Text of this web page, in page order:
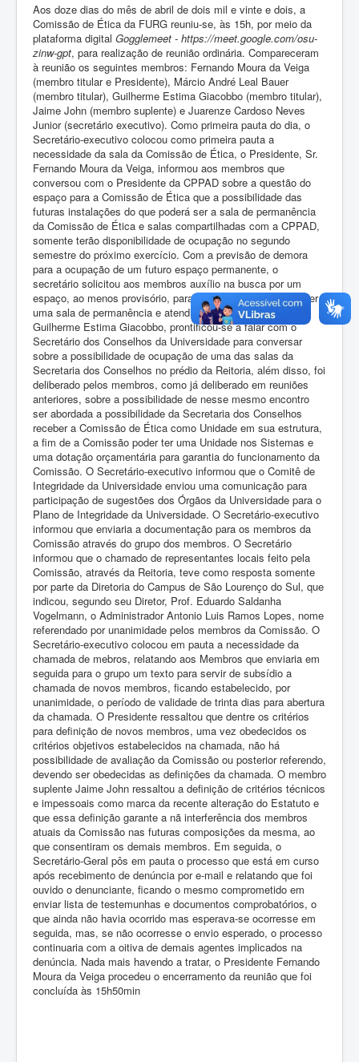
Aos doze dias do mês de abril de dois mil e vinte e dois, a
Comissão de Ética da FURG reuniu-se, às 15h, por meio da
plataforma digital Gogglemeet - https://meet.google.com/osu-
zinw-gpt, para realização de reunião ordinária. Compareceram
à reunião os seguintes membros: Fernando Moura da Veiga
(membro titular e Presidente), Márcio André Leal Bauer
(membro titular), Guilherme Estima Giacobbo (membro titular),
Jaime John (membro suplente) e Juarenze Cardoso Neves
Junior (secretário executivo). Como primeira pauta do dia, o
Secretário-executivo colocou como primeira pauta a
necessidade da sala da Comissão de Ética, o Presidente, Sr.
Fernando Moura da Veiga, informou aos membros que
conversou com o Presidente da CPPAD sobre a questão do
espaço para a Comissão de Ética que a possibilidade das
futuras instalações do que poderá ser a sala de permanência
da Comissão de Ética e salas compartilhadas com a CPPAD,
somente terão disponibilidade de ocupação no segundo
semestre do próximo exercício. Com a previsão de demora
para a ocupação de um futuro espaço permanente, o
secretário solicitou aos membros auxílio na busca por um
espaço, ao menos provisório, para que a Comissão possa ter
uma sala de permanência e atendimento. O membro titular
Guilherme Estima Giacobbo, prontificou-se a falar com o
Secretário dos Conselhos da Universidade para conversar
sobre a possibilidade de ocupação de uma das salas da
Secretaria dos Conselhos no prédio da Reitoria, além disso, foi
deliberado pelos membros, como já deliberado em reuniões
anteriores, sobre a possibilidade de nesse mesmo encontro
ser abordada a possibilidade da Secretaria dos Conselhos
receber a Comissão de Ética como Unidade em sua estrutura,
a fim de a Comissão poder ter uma Unidade nos Sistemas e
uma dotação orçamentária para garantia do funcionamento da
Comissão. O Secretário-executivo informou que o Comitê de
Integridade da Universidade enviou uma comunicação para
participação de sugestões dos Órgãos da Universidade para o
Plano de Integridade da Universidade. O Secretário-executivo
informou que enviaria a documentação para os membros da
Comissão através do grupo dos membros. O Secretário
informou que o chamado de representantes locais feito pela
Comissão, através da Reitoria, teve como resposta somente
por parte da Diretoria do Campus de São Lourenço do Sul, que
indicou, segundo seu Diretor, Prof. Eduardo Saldanha
Vogelmann, o Administrador Antonio Luis Ramos Lopes, nome
referendado por unanimidade pelos membros da Comissão. O
Secretário-executivo colocou em pauta a necessidade da
chamada de mebros, relatando aos Membros que enviaria em
seguida para o grupo um texto para servir de subsídio a
chamada de novos membros, ficando estabelecido, por
unanimidade, o período de validade de trinta dias para abertura
da chamada. O Presidente ressaltou que dentre os critérios
para definição de novos membros, uma vez obedecidos os
critérios objetivos estabelecidos na chamada, não há
possibilidade de avaliação da Comissão ou posterior referendo,
devendo ser obedecidas as definições da chamada. O membro
suplente Jaime John ressaltou a definição de critérios técnicos
e impessoais como marca da recente alteração do Estatuto e
que essa definição garante a nã interferência dos membros
atuais da Comissão nas futuras composições da mesma, ao
que consentiram os demais membros. Em seguida, o
Secretário-Geral pôs em pauta o processo que está em curso
após recebimento de denúncia por e-mail e relatando que foi
ouvido o denunciante, ficando o mesmo comprometido em
enviar lista de testemunhas e documentos comprobatórios, o
que ainda não havia ocorrido mas esperava-se ocorresse em
seguida, mas, se não ocorresse o envio esperado, o processo
continuaria com a oitiva de demais agentes implicados na
denúncia. Nada mais havendo a tratar, o Presidente Fernando
Moura da Veiga procedeu o encerramento da reunião que foi
concluída às 15h50min